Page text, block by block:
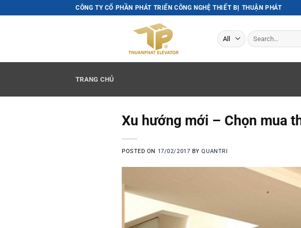
to
CÔNG TY CỔ PHẦN PHÁT TRIỂN CÔNG NGHỆ THIẾT BỊ THUẬN PHÁT
Search
for:
TRANG CHỦ
Xu hướng mới – Chọn mua
POSTED ON 17/02/2017 BYQUANTRI